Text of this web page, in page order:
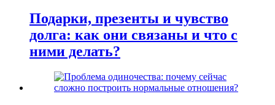
Подарки, презенты и чувство
долга: как они связаны и что с
ними делать?